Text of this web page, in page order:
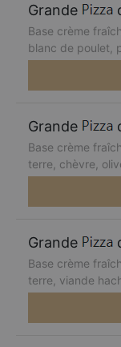
Grande
Base crème
blanc de poulet,
Grande
Base crème
terre, chèvre,
Grande
Base crème
terre, viande